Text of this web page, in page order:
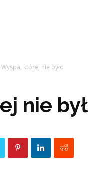
Wyspa, której nie było
nie